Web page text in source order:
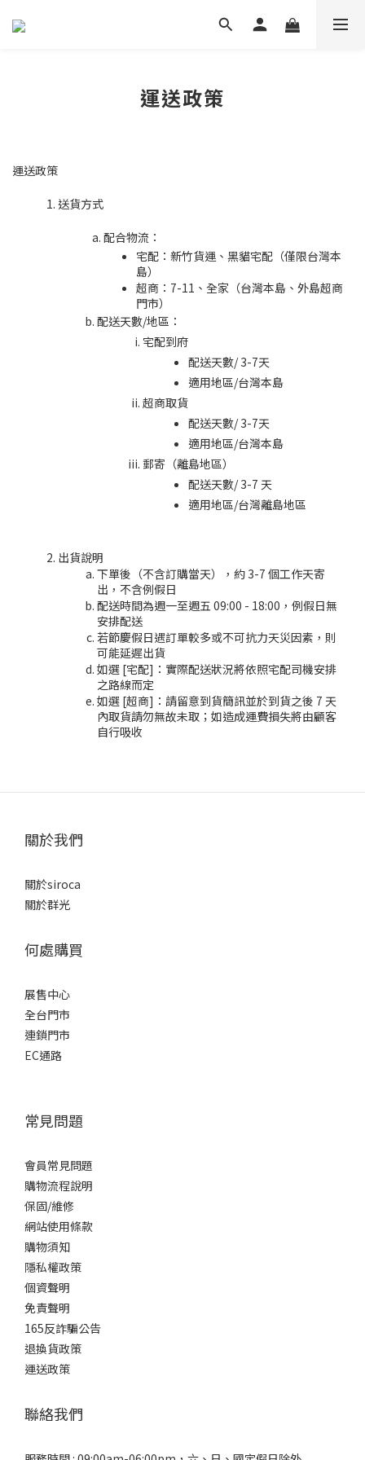
運送政策
運送政策
送貨方式
配合物流：
宅配：新竹貨運、黑貓宅配（僅限台灣本
島）
超商：7-11、全家（台灣本島、外島超商
門市）
配送天數/地區：
宅配到府
配送天數/ 3-7天
適用地區/台灣本島
超商取貨
配送天數/ 3-7天
適用地區/台灣本島
郵寄（離島地區）
配送天數/ 3-7 天
適用地區/台灣離島地區
出貨說明
下單後（不含訂購當天），約 3-7 個工作天寄
出，不含例假日
配送時間為週一至週五 09:00 - 18:00，例假日無
安排配送
若節慶假日遇訂單較多或不可抗力天災因素，則
可能延遲出貨
如選 [宅配]：實際配送狀況將依照宅配司機安排
之路線而定
如選 [超商]：請留意到貨簡訊並於到貨之後 7 天
內取貨請勿無故未取；如造成運費損失將由顧客
自行吸收
關於我們
關於siroca
關於群光
何處購買
展售中心
全台門市
連鎖門市
EC通路
常見問題
會員常見問題
購物流程說明
保固/維修
網站使用條款
購物須知
隱私權政策
個資聲明
免責聲明
165反詐騙公告
退換貨政策
運送政策
聯絡我們